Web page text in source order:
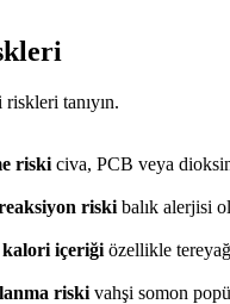
tanıyın.
riski civa, PCB veya
riski balık alerjisi
içeriği özellikle
riski vahşi somon